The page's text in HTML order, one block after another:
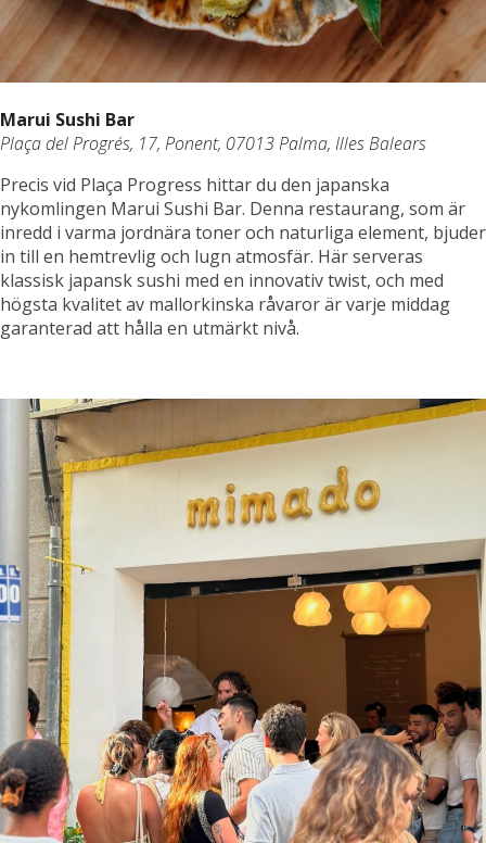
Marui Sushi Bar
Plaça del Progrés, 17, Ponent, 07013 Palma, Illes Balears
Precis vid Plaça Progress hittar du den japanska
nykomlingen Marui Sushi Bar. Denna restaurang, som är
inredd i varma jordnära toner och naturliga element, bjuder
in till en hemtrevlig och lugn atmosfär. Här serveras
klassisk japansk sushi med en innovativ twist, och med
högsta kvalitet av mallorkinska råvaror är varje middag
garanterad att hålla en utmärkt nivå.